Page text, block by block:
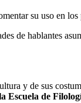
su uso en
de hablantes
y de sus
de